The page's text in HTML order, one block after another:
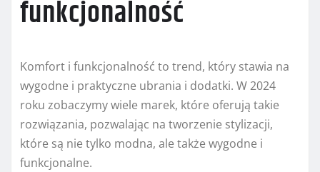
funkcjonalność
Komfort i funkcjonalność to trend, który stawia na
wygodne i praktyczne ubrania i dodatki. W 2024
roku zobaczymy wiele marek, które oferują takie
rozwiązania, pozwalając na tworzenie stylizacji,
które są nie tylko modna, ale także wygodne i
funkcjonalne.